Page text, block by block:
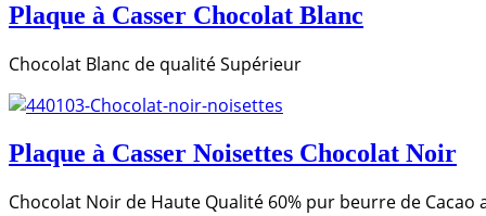
Plaque à Casser Chocolat Blanc
Chocolat Blanc de qualité Supérieur
Plaque à Casser Noisettes Chocolat Noir
Chocolat Noir de Haute Qualité 60% pur beurre de